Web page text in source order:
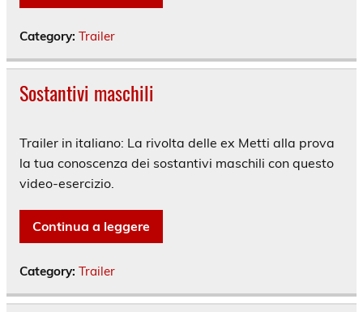
Category: Trailer
Sostantivi maschili
Trailer in italiano: La rivolta delle ex Metti alla prova
la tua conoscenza dei sostantivi maschili con questo
video-esercizio.
Continua a leggere
Category: Trailer